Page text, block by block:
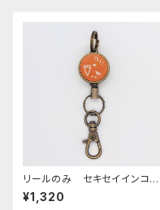
リールのみ セキセイインコ
モノトーン キャメル せきせい
いんこ
¥1,320